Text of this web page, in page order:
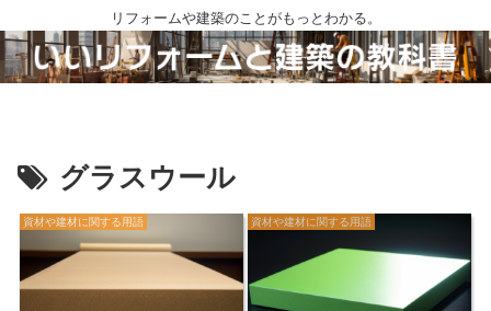
リフォームや建築のことがもっとわかる。
グラスウール
資材や建材に関する用語 資材や建材に関する用語